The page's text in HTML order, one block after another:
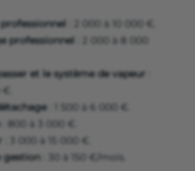
: 2 000 à 10 000 €.
professionnel : 2 000 à 8 000
et le système de vapeur
: 1 500 à 6 000 €.
: 800 à 3 000 €.
: 3 000 à 15 000 €.
gestion : 30 à 150 €/mois.